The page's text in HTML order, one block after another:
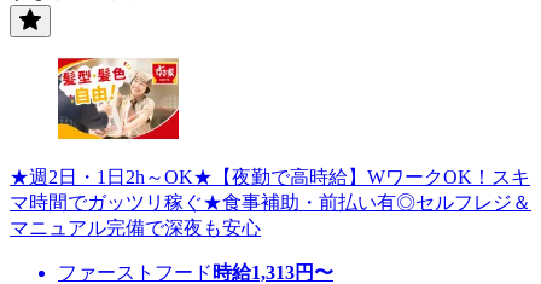
★週2日・1日2h～OK★【夜勤で高時給】WワークOK！スキ
マ時間でガッツリ稼ぐ★食事補助・前払い有◎セルフレジ＆
マニュアル完備で深夜も安心
ファーストフード 時給1,313円〜